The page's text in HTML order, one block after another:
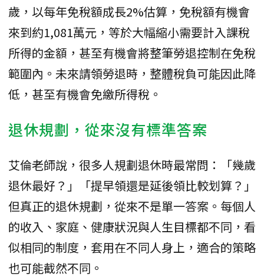
歲，以每年免稅額成長2%估算，免稅額有機會
來到約1,081萬元，等於大幅縮小需要計入課稅
所得的金額，甚至有機會將整筆勞退控制在免稅
範圍內。未來請領勞退時，整體稅負可能因此降
低，甚至有機會免繳所得稅。
退休規劃，從來沒有標準答案
艾倫老師說，很多人規劃退休時最常問：「幾歲
退休最好？」「提早領還是延後領比較划算？」
但真正的退休規劃，從來不是單一答案。每個人
的收入、家庭、健康狀況與人生目標都不同，看
似相同的制度，套用在不同人身上，適合的策略
也可能截然不同。